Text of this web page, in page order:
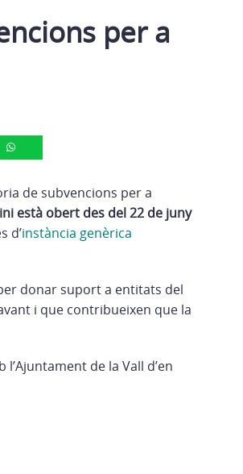
per a
de subvencions per a
està obert des del 22 de juny
d’instància genèrica
donar suport a entitats del
i que contribueixen que la
de la Vall d’en